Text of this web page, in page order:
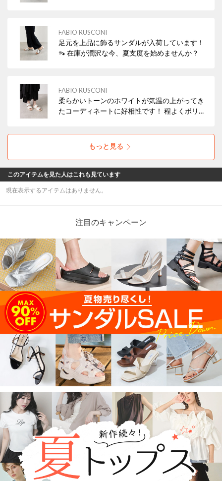
FABIO RUSCONI
足元を上品に飾るサンダルが入荷しています！
👡 在庫が潤沢な今、夏支度を始めませんか？
FABIO RUSCONI
柔らかいトーンのホワイトが気温の上がってき
たコーディネートに好相性です！ 程よくボリュ
もっと見る
このアイテムを見た人はこれも見ています
現在表示するアイテムはありません。
注目のキャンペーン